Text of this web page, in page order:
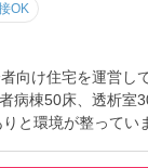
OK
向け住宅を運営し
病棟50床、透析
と環境が整って